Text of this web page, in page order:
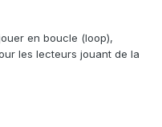
en boucle (loop),
les lecteurs jouant de la